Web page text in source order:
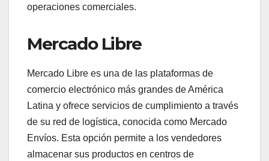
operaciones comerciales.
Mercado Libre
Mercado Libre es una de las plataformas de
comercio electrónico más grandes de América
Latina y ofrece servicios de cumplimiento a través
de su red de logística, conocida como Mercado
Envíos. Esta opción permite a los vendedores
almacenar sus productos en centros de